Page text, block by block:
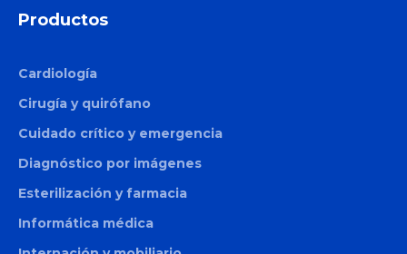
Productos
Cardiología
Cirugía y quirófano
Cuidado crítico y emergencia
Diagnóstico por imágenes
Esterilización y farmacia
Informática médica